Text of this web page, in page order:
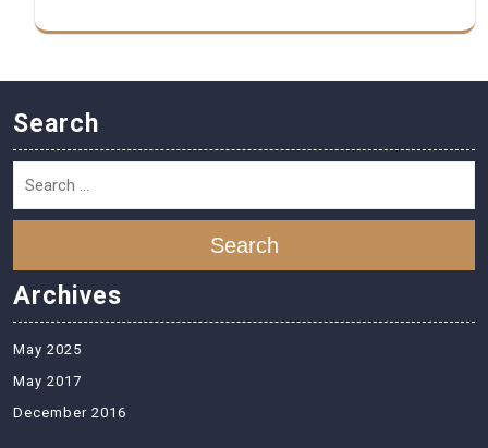
Search
Search
Archives
May 2025
May 2017
December 2016